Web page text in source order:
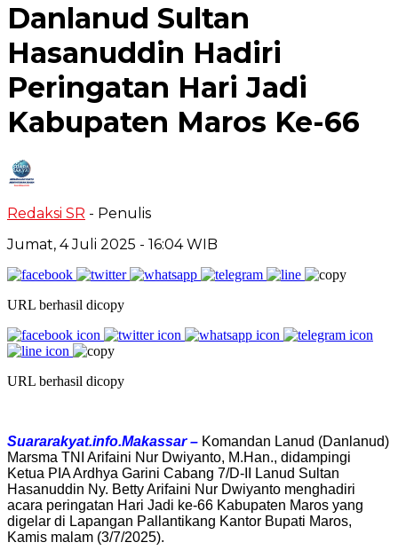
Danlanud Sultan
Hasanuddin Hadiri
Peringatan Hari Jadi
Kabupaten Maros Ke-66
Redaksi SR - Penulis
Jumat, 4 Juli 2025 - 16:04 WIB
URL berhasil dicopy
URL berhasil dicopy
Suararakyat.info.Makassar – Komandan Lanud (Danlanud)
Marsma TNI Arifaini Nur Dwiyanto, M.Han., didampingi
Ketua PIA Ardhya Garini Cabang 7/D-II Lanud Sultan
Hasanuddin Ny. Betty Arifaini Nur Dwiyanto menghadiri
acara peringatan Hari Jadi ke-66 Kabupaten Maros yang
digelar di Lapangan Pallantikang Kantor Bupati Maros,
Kamis malam (3/7/2025).